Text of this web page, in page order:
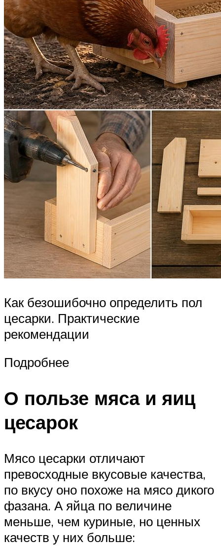
Как безошибочно определить пол
цесарки. Практические
рекомендации
Подробнее
О пользе мяса и яиц
цесарок
Мясо цесарки отличают
превосходные вкусовые качества,
по вкусу оно похоже на мясо дикого
фазана. А яйца по величине
меньше, чем куриные, но ценных
качеств у них больше: